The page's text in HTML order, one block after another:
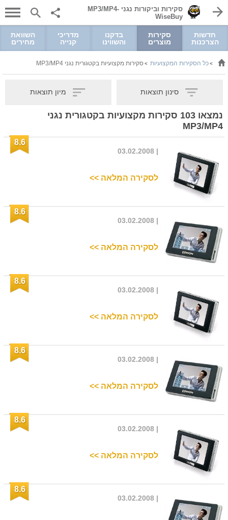
סקירות וביקורות נגני MP3/MP4-
WiseBuy
חדשות
הצרכנות
סקירות
מוצרים
בדקנו
והשווינו
מדריכי
קנייה
השוואת
מחירים
>כל הסקירות המקצועיות >סקירות מקצועיות בקטגורית נגני MP3/MP4
סינון תוצאות מיון תוצאות
נמצאו 103 סקירות מקצועיות בקטגורית נגני
MP3/MP4
8.6
| 03.02.2008
לסקירה המלאה >>
8.6
| 03.02.2008
לסקירה המלאה >>
8.6
| 03.02.2008
לסקירה המלאה >>
8.6
| 03.02.2008
לסקירה המלאה >>
8.6
| 03.02.2008
לסקירה המלאה >>
8.6
| 03.02.2008